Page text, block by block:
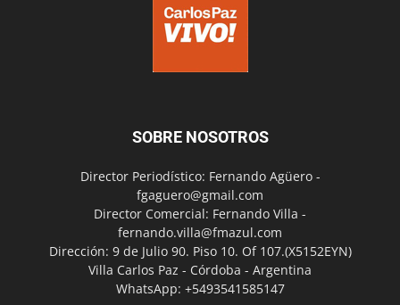
SOBRE NOSOTROS
Director Periodístico: Fernando Agüero -
fgaguero@gmail.com
Director Comercial: Fernando Villa -
fernando.villa@fmazul.com
Dirección: 9 de Julio 90. Piso 10. Of 107.(X5152EYN)
Villa Carlos Paz - Córdoba - Argentina
WhatsApp: +5493541585147